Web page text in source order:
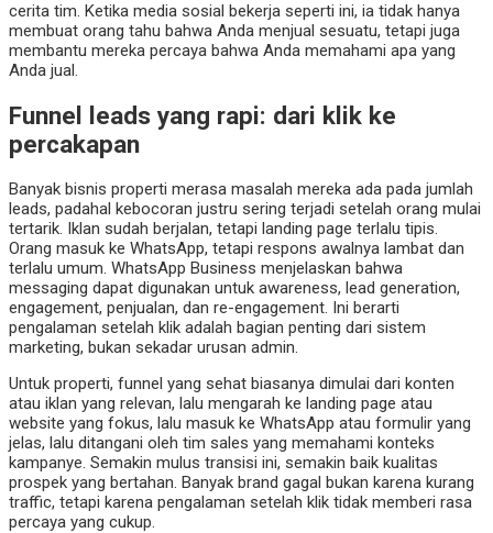
cerita tim. Ketika media sosial bekerja seperti ini, ia tidak hanya
membuat orang tahu bahwa Anda menjual sesuatu, tetapi juga
membantu mereka percaya bahwa Anda memahami apa yang
Anda jual.
Funnel leads yang rapi: dari klik ke
percakapan
Banyak bisnis properti merasa masalah mereka ada pada jumlah
leads, padahal kebocoran justru sering terjadi setelah orang mulai
tertarik. Iklan sudah berjalan, tetapi landing page terlalu tipis.
Orang masuk ke WhatsApp, tetapi respons awalnya lambat dan
terlalu umum. WhatsApp Business menjelaskan bahwa
messaging dapat digunakan untuk awareness, lead generation,
engagement, penjualan, dan re-engagement. Ini berarti
pengalaman setelah klik adalah bagian penting dari sistem
marketing, bukan sekadar urusan admin.
Untuk properti, funnel yang sehat biasanya dimulai dari konten
atau iklan yang relevan, lalu mengarah ke landing page atau
website yang fokus, lalu masuk ke WhatsApp atau formulir yang
jelas, lalu ditangani oleh tim sales yang memahami konteks
kampanye. Semakin mulus transisi ini, semakin baik kualitas
prospek yang bertahan. Banyak brand gagal bukan karena kurang
traffic, tetapi karena pengalaman setelah klik tidak memberi rasa
percaya yang cukup.